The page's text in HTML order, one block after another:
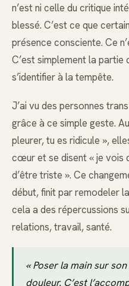
n’est ni celle du critique
blessé. C’est ce que
présence consciente. Ce
C’est simplement la
s’identifier à la tempête.
J’ai vu des personnes
grâce à ce simple geste.
pleurer, tu es ridicule »,
cœur et se disent « je vois
d’être triste ». Ce
début, finit par remodeler
cela a des répercussions
relations, travail, santé.
« Poser la main sur
douleur. C’est